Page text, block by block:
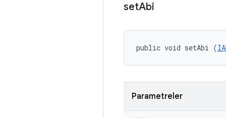
setAbi
public void setAbi (
Parametreler